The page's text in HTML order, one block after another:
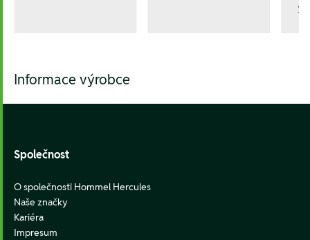
Informace výrobce
Footer
Společnost
O společnosti Hommel Hercules
Naše značky
Kariéra
Impresum